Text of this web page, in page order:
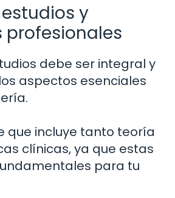
y
debe ser integral y
aspectos esenciales
que incluye tanto teoría
clínicas, ya que estas
para tu